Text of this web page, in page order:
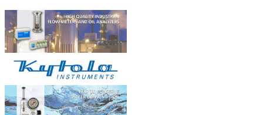
Hệ thống cung cấp điện năng lượng mặt
tr...
I. Đôi điều về xử lý nước thải ...